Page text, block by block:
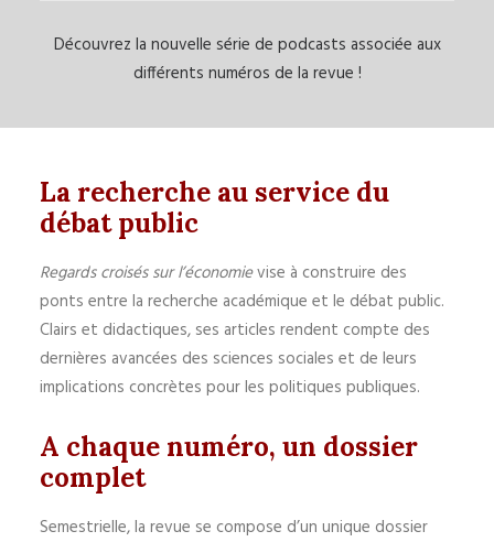
Découvrez la nouvelle série de podcasts associée aux
différents numéros de la revue !
La recherche au service du
débat public
Regards croisés sur l’économievise à construire des
ponts entre la recherche académique et le débat public.
Clairs et didactiques, ses articles rendent compte des
dernières avancées des sciences sociales et de leurs
implications concrètes pour les politiques publiques.
A chaque numéro, un dossier
complet
Semestrielle, la revue se compose d’un unique dossier